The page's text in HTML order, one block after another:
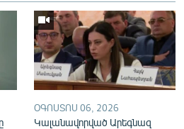
ՕԳՈՍՏՈՍ 06, 2026
Կալանավորված Արեգնազ